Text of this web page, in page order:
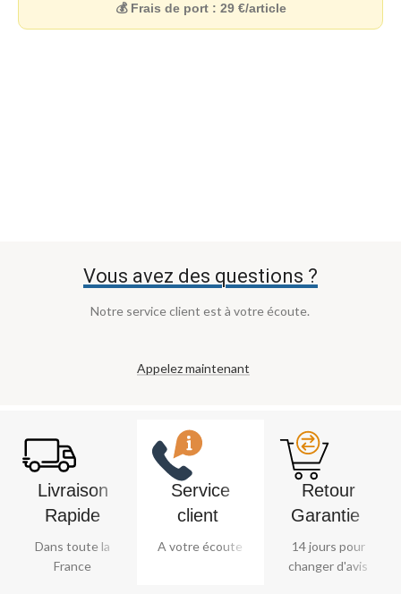
💰 Frais de port : 29 €/article
Vous avez des questions ?
Notre service client est à votre écoute.
Appelez maintenant
Livraison
Rapide
Dans toute la
France
Service
client ​
A votre écoute
Retour
Garantie ​
14 jours pour
changer d'avis